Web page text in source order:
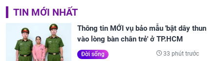
TIN MỚI NHẤT
Thông tin MỚI vụ bảo mẫu 'bật dây thun
vào lòng bàn chân trẻ' ở TP.HCM
Đời sống 33 phút trước